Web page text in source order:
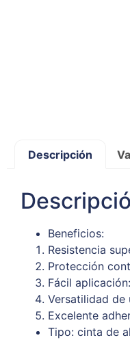
Descripción
Beneficios:
Resistencia
Protección
Fácil
Versatilidad de
Excelente
Tipo: cinta de